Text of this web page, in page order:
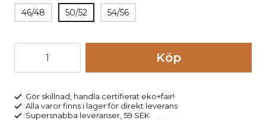
46/48 50/52 54/56
ull/silke
mängd
Köp
Gör skillnad, handla certifierat eko+fair!
Alla varor finns i lager för direkt leverans
Supersnabba leveranser, 59 SEK